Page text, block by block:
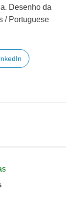
Desenho da
/ Portuguese